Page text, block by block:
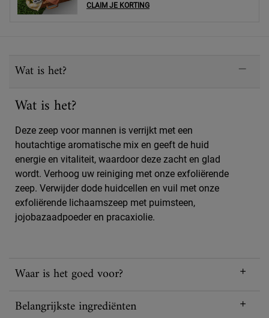
CLAIM JE KORTING
Wat is het?
Wat is het?
Deze zeep voor mannen is verrijkt met een
houtachtige aromatische mix en geeft de huid
energie en vitaliteit, waardoor deze zacht en glad
wordt. Verhoog uw reiniging met onze exfoliërende
zeep. Verwijder dode huidcellen en vuil met onze
exfoliërende lichaamszeep met puimsteen,
jojobazaadpoeder en pracaxiolie.
Waar is het goed voor?
Belangrijkste ingrediënten